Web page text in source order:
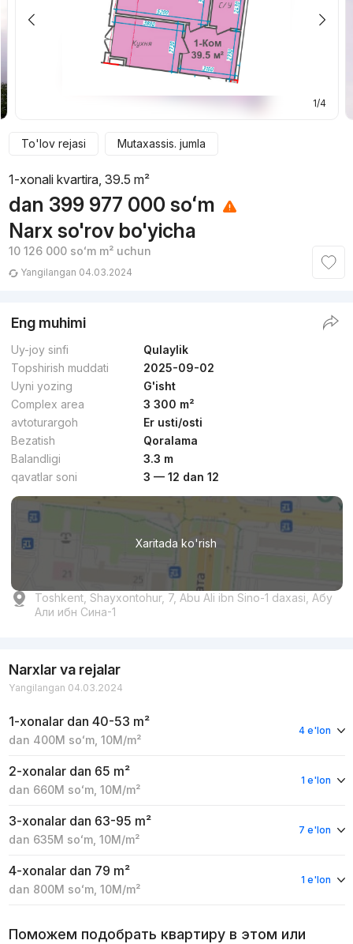
1/4
To'lov rejasi Mutaxassis. jumla
1-xonali kvartira, 39.5 m²
dan 399 977 000 soʻm
Narx so'rov bo'yicha
10 126 000 soʻmm² uchun
Yangilangan 04.03.2024
Eng muhimi
Uy-joy sinfi
Qulaylik
Topshirish muddati
2025-09-02
Uyni yozing
G'isht
Complex area
3 300 m²
avtoturargoh
Er usti/osti
Bezatish
Qoralama
Balandligi
3.3 m
qavatlar soni
3 — 12 dan 12
Xaritada ko'rish
Toshkent, Shayxontohur, 7, Abu Ali ibn Sino-1 daxasi, Абу
Али ибн Сина-1
Narxlar va rejalar
Yangilangan 04.03.2024
1-xonalar dan 40-53 m²
dan 400M soʻm, 10M/m²
4 e'lon
2-xonalar dan 65 m²
dan 660M soʻm, 10M/m²
1 e'lon
3-xonalar dan 63-95 m²
dan 635M soʻm, 10M/m²
7 e'lon
4-xonalar dan 79 m²
dan 800M soʻm, 10M/m²
1 e'lon
Поможем подобрать квартиру в этом или